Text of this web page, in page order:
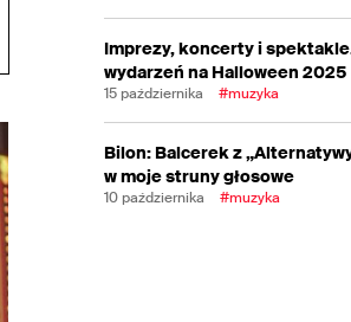
Imprezy, koncerty i
wydarzeń na Halloween 2025
15 października #muzyka
Bilon: Balcerek z
w moje struny głosowe
10 października #muzyka